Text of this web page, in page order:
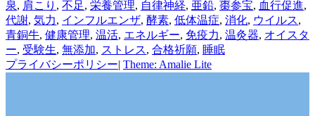
泉, 肩こり , 不足, 栄養管理, 自律神経, 亜鉛, 棗参宝, 血行促進,
代謝, 気力, インフルエンザ, 酵素, 低体温症, 消化, ウイルス,
青銅牛, 健康管理, 温活, エネルギー, 免疫力, 温灸器, オイスタ
ー, 受験生, 無添加, ストレス, 合格祈願, 睡眠
プライバシーポリシー| Theme: Amalie Lite